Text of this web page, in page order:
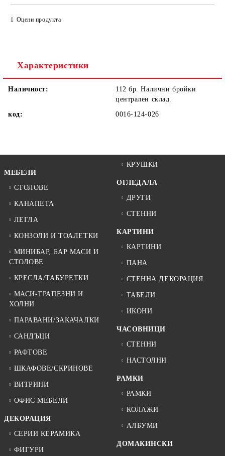
Оцени продукта
Характеристики
Наличност:
112 бр. Налични бройки
централен склад.
код:
0016-124-026
МЕБЕЛИ
СТОЛОВЕ
КАНАПЕТА
ЛЕГЛА
КОНЗОЛИ И ТОАЛЕТКИ
МИНИБАР, БАР МАСИ И
СТОЛОВЕ
КРЕСЛА/ТАБУРЕТКИ
МАСИ-ТРАПЕЗНИ И
ХОЛНИ
ПАРАВАНИ/ЗАКАЧАЛКИ
САНДЪЦИ
РАФТОВЕ
ШКАФОВЕ/СКРИНОВЕ
ВИТРИНИ
ОФИС МЕБЕЛИ
ДЕКОРАЦИЯ
СЕРИИ КЕРАМИКА
ФИГУРИ
КРУШКИ
ОГЛЕДАЛА
ДРУГИ
СТЕННИ
КАРТИНИ
КАРТИНИ
ПАНА
СТЕННА ДЕКОРАЦИЯ
ТАБЕЛИ
ИКОНИ
ЧАСОВНИЦИ
СТЕННИ
НАСТОЛНИ
РАМКИ
РАМКИ
КОЛАЖИ
АЛБУМИ
ДОМАКИНСКИ